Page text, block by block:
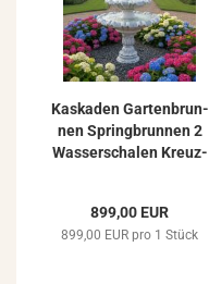
Kas­ka­den Gar­ten­brun­
nen Spring­brun­nen 2
Was­ser­scha­len Kreuz­
899,00 EUR
899,00 EUR pro 1 Stück